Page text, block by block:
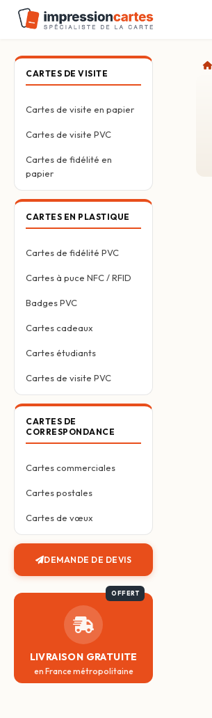
CARTES DE VISITE
Cartes de visite en papier
Cartes de visite PVC
Cartes de fidélité en
papier
CARTES EN PLASTIQUE
Cartes de fidélité PVC
Cartes à puce NFC / RFID
Badges PVC
Cartes cadeaux
Cartes étudiants
Cartes de visite PVC
CARTES DE
CORRESPONDANCE
Cartes commerciales
Cartes postales
Cartes de vœux
DEMANDE DE DEVIS
LIVRAISON GRATUITE
en France métropolitaine